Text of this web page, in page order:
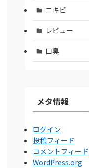
ニキビ
レビュー
口臭
メタ情報
ログイン
投稿フィード
コメントフィード
WordPress.org